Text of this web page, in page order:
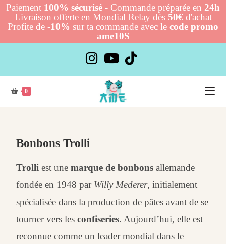
Paiement 100% sécurisé - Commande préparée en 24h
Livraison offerte en Mondial Relay dès 50€d'achat
Profite de -10% sur ta commande avec le code promo
ame10S
0
Bonbons Trolli
Trolli est unemarque de bonbons allemande
fondée en 1948 par Willy Mederer, initialement
spécialisée dans la production de pâtes avant de se
tourner vers lesconfiseries. Aujourd’hui, elle est
reconnue comme un leader mondial dans le